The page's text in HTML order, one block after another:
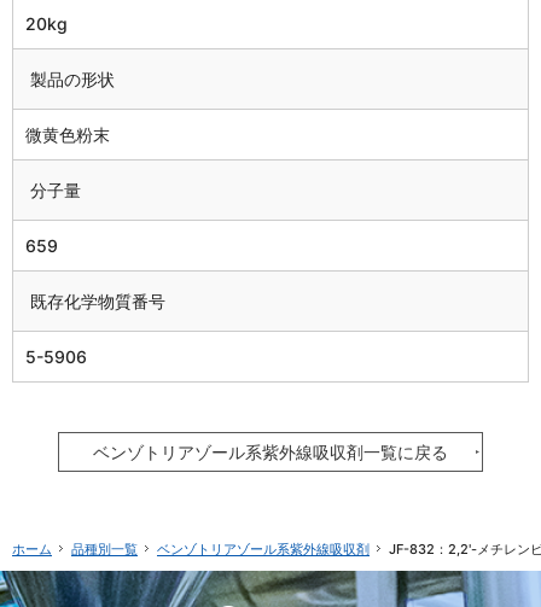
20kg
製品の形状
微黄色粉末
分子量
659
既存化学物質番号
5-5906
ベンゾトリアゾール系紫外線吸収剤一覧に戻る
ホーム 品種別一覧 ベンゾトリアゾール系紫外線吸収剤 JF-832：2,2'-メチレン